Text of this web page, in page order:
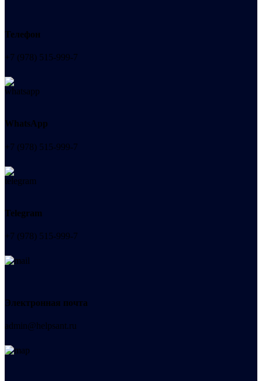
Телефон
+7 (978) 515-999-7
WhatsApp
+7 (978) 515-999-7
Telegram
+7 (978) 515-999-7
Электронная почта
admin@helpsant.ru